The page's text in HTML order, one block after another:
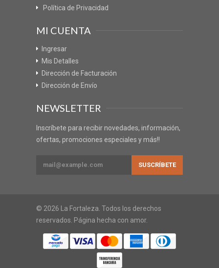
Política de Privacidad
MI CUENTA
Ingresar
Mis Detalles
Dirección de Facturación
Dirección de Envío
NEWSLETTER
Inscríbete para recibir novedades, información,
ofertas, promociones especiales y más!!
© 2026 La Fortaleza. Todos los derechos
reservados. Página hecha con amor.